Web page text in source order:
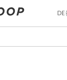
DE
-5% EXTRA